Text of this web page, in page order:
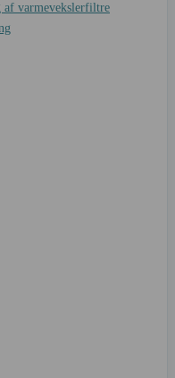
varmevekslerfiltre